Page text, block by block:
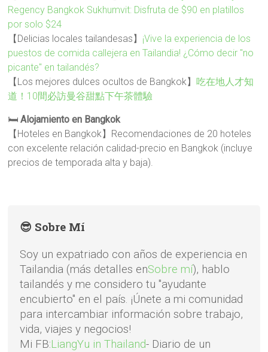
Regency Bangkok Sukhumvit: Disfruta de $90 en platillos
por solo $24
【Delicias locales tailandesas】 ¡Vive la experiencia de los
puestos de comida callejera en Tailandia! ¿Cómo decir "no
picante" en tailandés?
【Los mejores dulces ocultos de Bangkok】吃在地人才知
道！10間必訪曼谷甜點下午茶體驗
🛏️Alojamiento en Bangkok
【Hoteles en Bangkok】Recomendaciones de 20 hoteles
con excelente relación calidad-precio en Bangkok (incluye
precios de temporada alta y baja).
😎 Sobre Mí
Soy un expatriado con años de experiencia en
Tailandia (más detalles enSobre mí), hablo
tailandés y me considero tu "ayudante
encubierto" en el país. ¡Únete a mi comunidad
para intercambiar información sobre trabajo,
vida, viajes y negocios!
Mi FB:LiangYu in Thailand- Diario de un